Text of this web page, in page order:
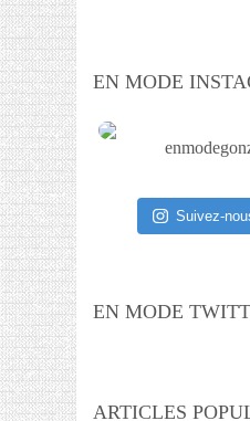
EN MODE
Suivez-
EN MODE
ARTICLES